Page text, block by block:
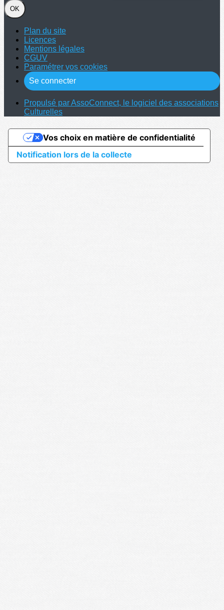
OK
Plan du site
Licences
Mentions légales
CGUV
Paramétrer vos cookies
Se connecter
Propulsé par AssoConnect, le logiciel des associations
Culturelles
Notification lors de la collecte
Vos choix en matière de confidentialité